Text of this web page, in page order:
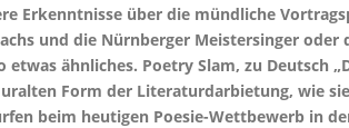
Erkenntnisse über die mündliche
und die Nürnberger Meistersinger oder
etwas ähnliches. Poetry Slam, zu Deutsch
Form der Literaturdarbietung, wie
beim heutigen Poesie-Wettbewerb in